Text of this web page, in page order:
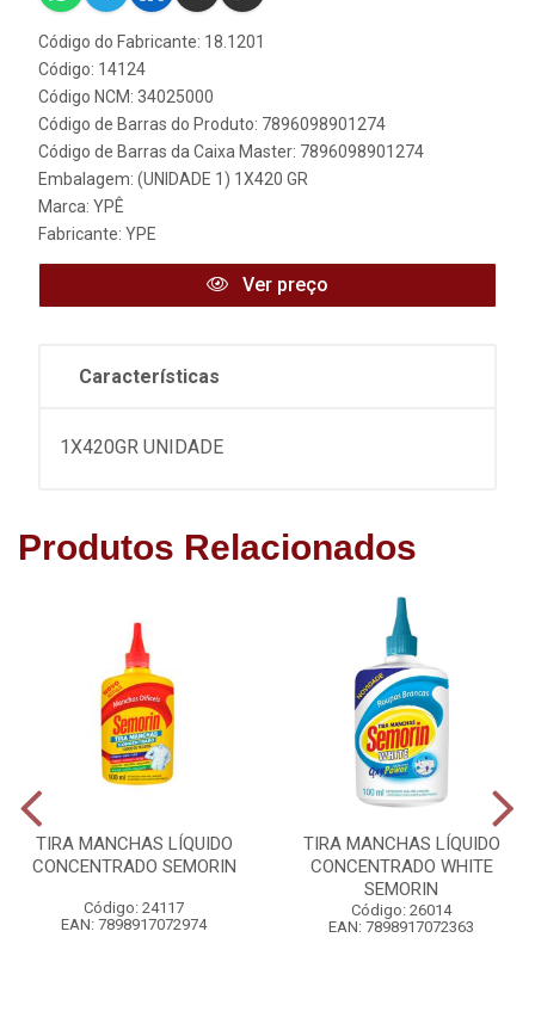
Código do Fabricante: 18.1201
Código: 14124
Código NCM: 34025000
Código de Barras do Produto: 7896098901274
Código de Barras da Caixa Master: 7896098901274
Embalagem: (UNIDADE 1) 1X420 GR
Marca: YPÊ
Fabricante: YPE
Ver preço
Características
1X420GR UNIDADE
Produtos Relacionados
TIRA MANCHAS LÍQUIDO
CONCENTRADO SEMORIN
Código: 24117
EAN: 7898917072974
TIRA MANCHAS LÍQUIDO
CONCENTRADO WHITE
SEMORIN
Código: 26014
EAN: 7898917072363